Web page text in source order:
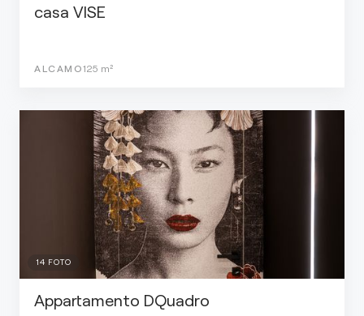
casa VISE
ALCAMO125 m²
14 FOTO
Appartamento DQuadro